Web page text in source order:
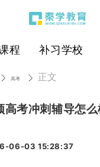
程 补习学校
高考 正文
高考冲刺辅导怎
06-03 15:28:37